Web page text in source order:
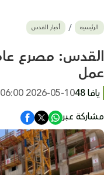
بيع وشراء
أخبار القدس
وفيات
المزيد
الرئيسية أخبار القدس
القدس: مصرع
عمل
يافا 48
2026-05-10 13:06:00
مشاركة عبر